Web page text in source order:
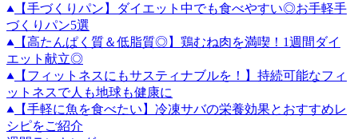
【手づくりパン】ダイエット中でも食べやすい◎お手軽手
づくりパン5選
【高たんぱく質＆低脂質◎】鶏むね肉を満喫！1週間ダイ
エット献立◎
【フィットネスにもサスティナブルを！】持続可能なフィ
ットネスで人も地球も健康に
【手軽に魚を食べたい】冷凍サバの栄養効果とおすすめレ
シピをご紹介